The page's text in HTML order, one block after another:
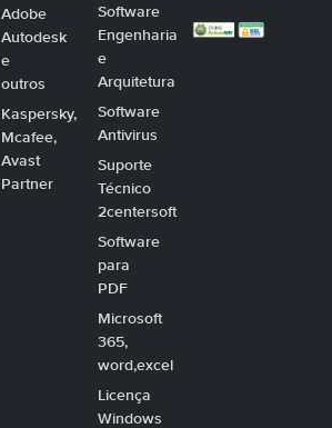
Adobe
Autodesk
e
outros
Kaspersky,
Mcafee,
Avast
Partner
Software
Engenharia
e
Arquitetura
Software
Antivirus
Suporte
Técnico
2centersoft
Software
para
PDF
Microsoft
365,
word,excel
Licença
Windows